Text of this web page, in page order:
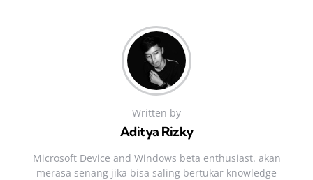
Written by
Aditya Rizky
Microsoft Device and Windows beta enthusiast. akan
merasa senang jika bisa saling bertukar knowledge